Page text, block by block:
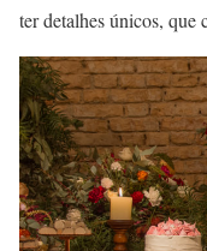
ter detalhes únicos, que